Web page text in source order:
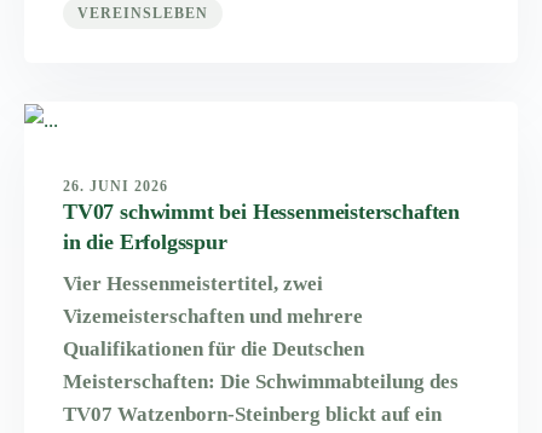
VEREINSLEBEN
26. JUNI 2026
TV07 schwimmt bei Hessenmeisterschaften
in die Erfolgsspur
Vier Hessenmeistertitel, zwei
Vizemeisterschaften und mehrere
Qualifikationen für die Deutschen
Meisterschaften: Die Schwimmabteilung des
TV07 Watzenborn-Steinberg blickt auf ein